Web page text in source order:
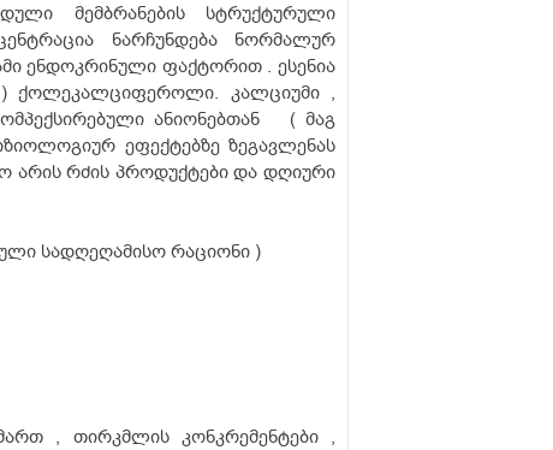
მემბრანების სტრუქტურული
ნარჩუნდება ნორმალურ
ენდოკრინული ფაქტორით . ესენია
ქოლეკალციფეროლი. კალციუმი ,
ანიონებთან ( მაგ
ეფექტებზე ზეგავლენას
არის რძის პროდუქტები და დღიური
სადღეღამისო რაციონი )
, თირკმლის კონკრემენტები ,